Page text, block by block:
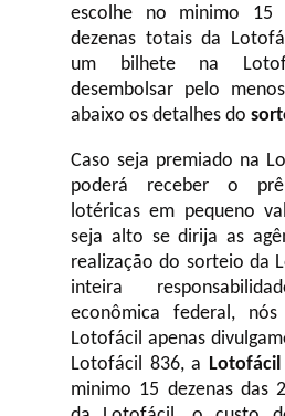
escolhe no minimo 15
dezenas totais da
um bilhete na
desembolsar pelo
abaixo os detalhes do
Caso seja premiado na
poderá receber o
lotéricas em pequeno
seja alto se dirija as
realização do sorteio da
inteira
econômica federal,
Lotofácil apenas
Lotofácil 836, a Lotofácil
minimo 15 dezenas das